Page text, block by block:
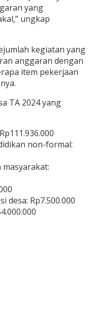
yang
ungkap
kegiatan yang
anggaran dengan
item pekerjaan
TA 2024 yang
non-formal:
desa: Rp7.500.000